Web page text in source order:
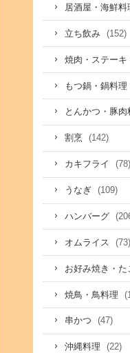
居酒屋・海鮮料
立ち飲み (152)
焼肉・ステーキ
もつ鍋・鍋料理
とんかつ・豚肉
割烹 (142)
カキフライ (78)
うなぎ (109)
ハンバーグ
オムライス (73)
お好み焼き・た
焼鳥・鳥料理
串かつ (47)
沖縄料理 (22)